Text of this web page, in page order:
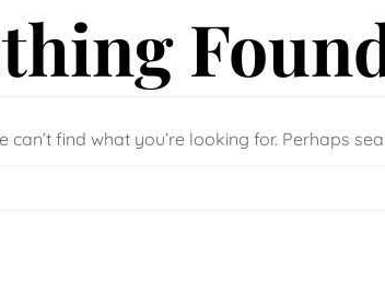
can’t find what you’re looking for. Perhaps